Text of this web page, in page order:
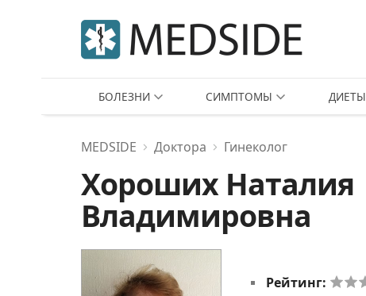
БОЛЕЗНИ СИМПТОМЫ ДИЕТЫ
MEDSIDE Доктора Гинеколог
Хороших Наталия
Владимировна
Рейтинг: